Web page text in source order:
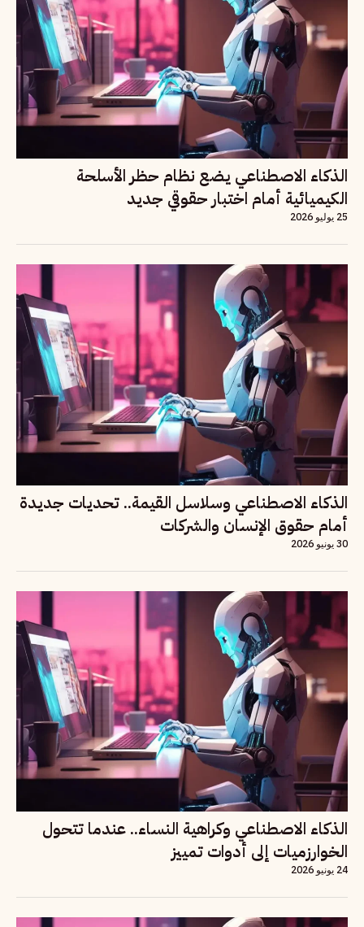
الذكاء الاصطناعي يضع نظام حظر الأسلحة
الكيميائية أمام اختبار حقوقي جديد
25 يوليو 2026
الذكاء الاصطناعي وسلاسل القيمة.. تحديات جديدة
أمام حقوق الإنسان والشركات
30 يونيو 2026
الذكاء الاصطناعي وكراهية النساء.. عندما تتحول
الخوارزميات إلى أدوات تمييز
24 يونيو 2026